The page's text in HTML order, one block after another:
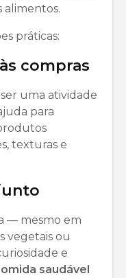
alimentos.
práticas:
compras
uma atividade
para
texturas e
— mesmo em
vegetais ou
e
saudável